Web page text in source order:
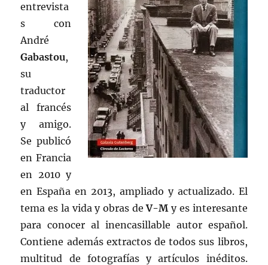
entrevista
s con
André
Gabastou,
su
traductor
al francés
y amigo.
Se publicó
en Francia
en 2010 y
en España en 2013, ampliado y actualizado. El
tema es la vida y obras deV-My es interesante
para conocer al inencasillable autor español.
Contiene además extractos de todos sus libros,
multitud de fotografías y artículos inéditos.